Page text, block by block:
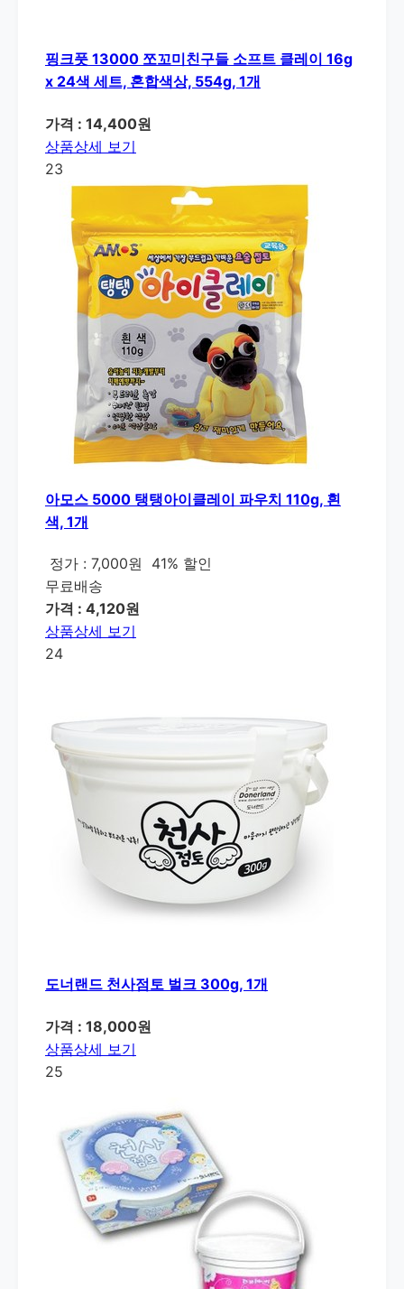
핑크풋 13000 쪼꼬미친구들 소프트 클레이 16g
x 24색 세트, 혼합색상, 554g, 1개
가격 : 14,400원
상품상세 보기
23
아모스 5000 탱탱아이클레이 파우치 110g, 흰
색, 1개
정가 : 7,000원
41% 할인
무료배송
가격 : 4,120원
상품상세 보기
24
도너랜드 천사점토 벌크 300g, 1개
가격 : 18,000원
상품상세 보기
25